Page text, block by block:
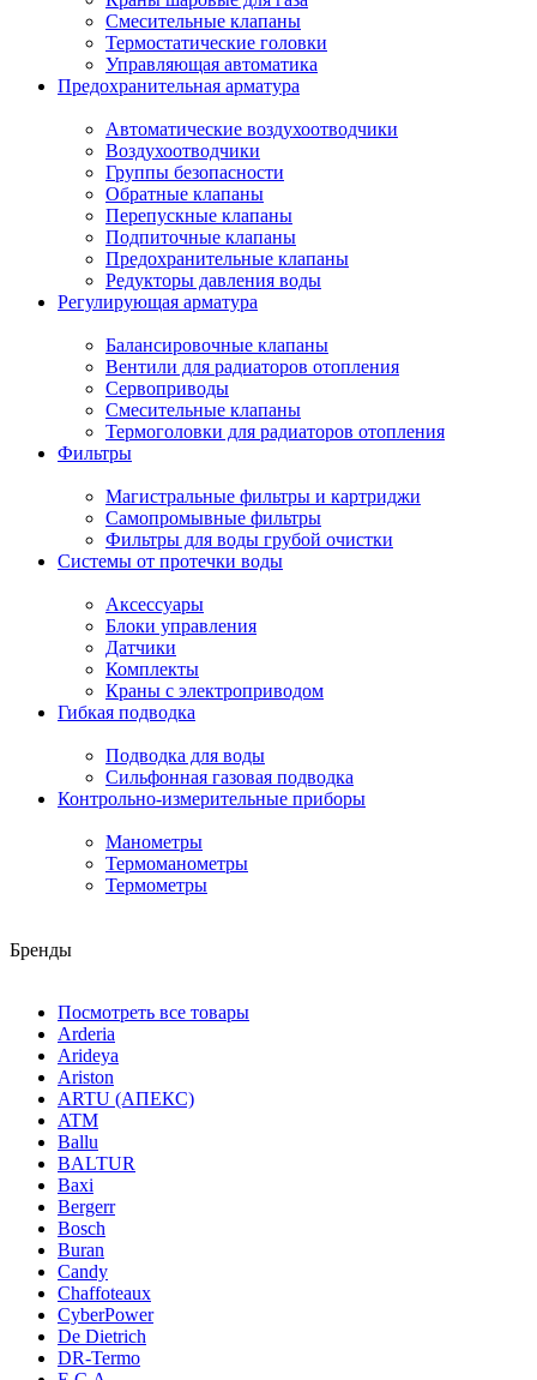
Смесительные клапаны
Термостатические головки
Управляющая автоматика
Предохранительная арматура
Автоматические воздухоотводчики
Воздухоотводчики
Группы безопасности
Обратные клапаны
Перепускные клапаны
Подпиточные клапаны
Предохранительные клапаны
Редукторы давления воды
Регулирующая арматура
Балансировочные клапаны
Вентили для радиаторов отопления
Сервоприводы
Смесительные клапаны
Термоголовки для радиаторов отопления
Фильтры
Магистральные фильтры и картриджи
Самопромывные фильтры
Фильтры для воды грубой очистки
Системы от протечки воды
Аксессуары
Блоки управления
Датчики
Комплекты
Краны с электроприводом
Гибкая подводка
Подводка для воды
Сильфонная газовая подводка
Контрольно-измерительные приборы
Манометры
Термоманометры
Термометры
Бренды
Посмотреть все товары
Arderia
Arideya
Ariston
ARTU (АПЕКС)
ATM
Ballu
BALTUR
Baxi
Bergerr
Bosch
Buran
Candy
Chaffoteaux
CyberPower
De Dietrich
DR-Termo